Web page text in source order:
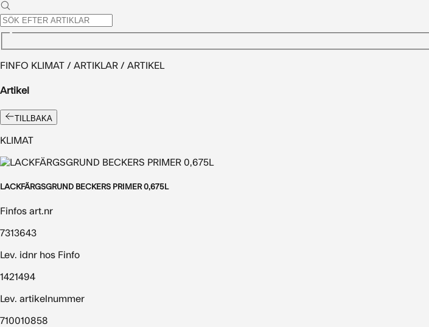
FINFO KLIMAT / ARTIKLAR / ARTIKEL
Artikel
TILLBAKA
KLIMAT
LACKFÄRGSGRUND BECKERS PRIMER 0,675L
Finfos art.nr
7313643
Lev. idnr hos Finfo
1421494
Lev. artikelnummer
710010858